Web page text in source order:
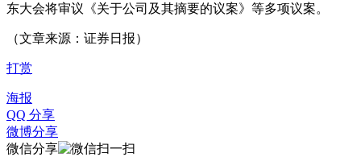
东大会将审议《关于公司及其摘要的议案》等多项议案。
（文章来源：证券日报）
打赏
海报
QQ 分享
微博分享
微信分享